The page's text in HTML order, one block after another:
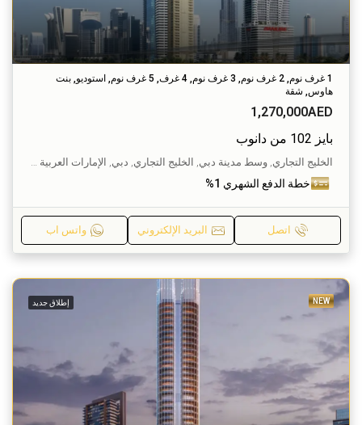
1 غرف نوم, 2 غرف نوم, 3 غرف نوم, 4 غرف, 5 غرف نوم, استوديو, بنت
هاوس, شقة
1,270,000AED
بايز 102 من دانوب
خطة الدفع الشهري 1%
اتصل البريد الإلكتروني واتس اب
NEW إطلاق جديد